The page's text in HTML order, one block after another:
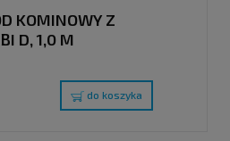
KOMINOWY Z
D, 1,0 M
do koszyka